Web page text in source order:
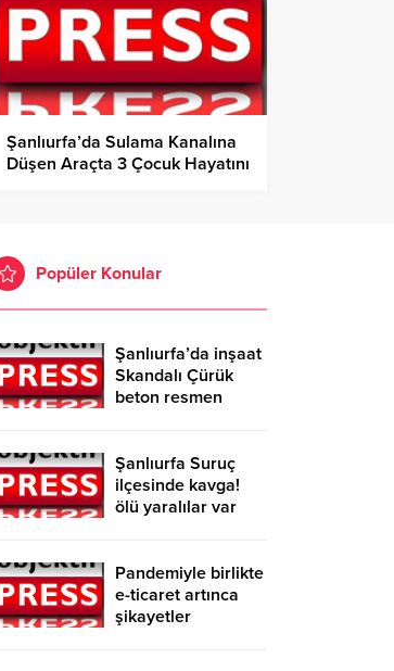
Şanlıurfa’da Sulama Kanalına
Düşen Araçta 3 Çocuk Hayatını
Popüler Konular
Şanlıurfa’da inşaat
Skandalı Çürük
beton resmen
Şanlıurfa Suruç
ilçesinde kavga!
ölü yaralılar var
Pandemiyle birlikte
e-ticaret artınca
şikayetler